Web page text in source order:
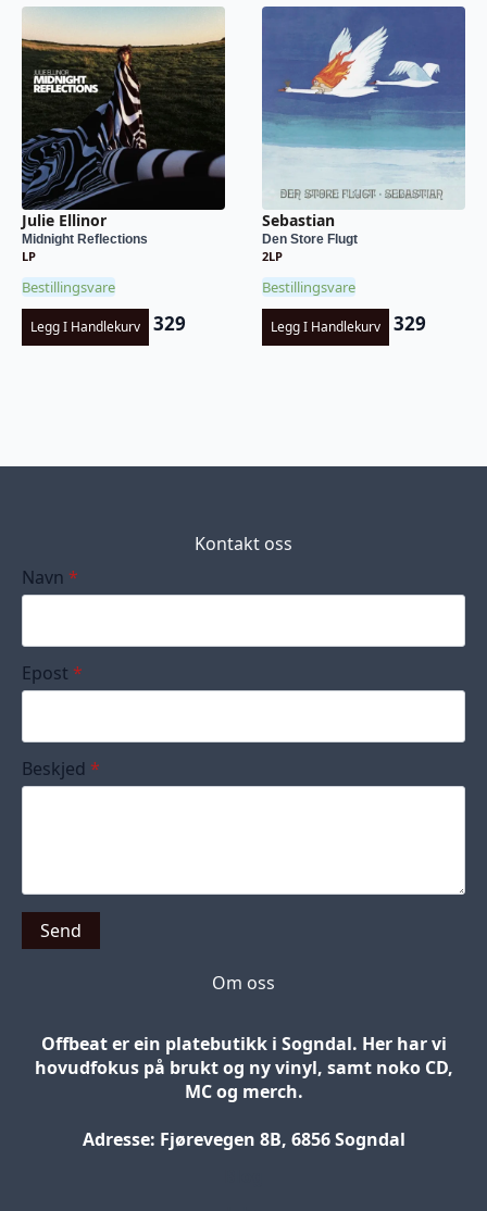
Julie Ellinor
Midnight Reflections
LP
Bestillingsvare
Legg I Handlekurv 329
Sebastian
Den Store Flugt
2LP
Bestillingsvare
Legg I Handlekurv 329
Kontakt oss
Navn *
Epost *
Beskjed *
Send
Om oss
Offbeat er ein platebutikk i Sogndal. Her har vi
hovudfokus på brukt og ny vinyl, samt noko CD,
MC og merch.
Adresse: Fjørevegen 8B, 6856 Sogndal